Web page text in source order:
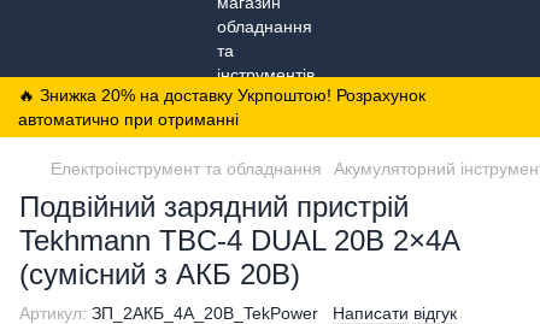
🔥 Знижка 20% на доставку Укрпоштою! Розрахунок
автоматично при отриманні
Електроінструмент та обладнання Акумуляторний
Подвійний зарядний пристрій
Tekhmann TBC-4 DUAL 20В 2×4А
(сумісний з АКБ 20В)
Артикул: ЗП_2АКБ_4А_20В_TekPower Написати відгук